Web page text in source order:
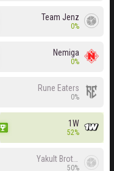
Team Jenz
0%
Nemiga
0%
Rune Eaters
0%
1W
52%
50%